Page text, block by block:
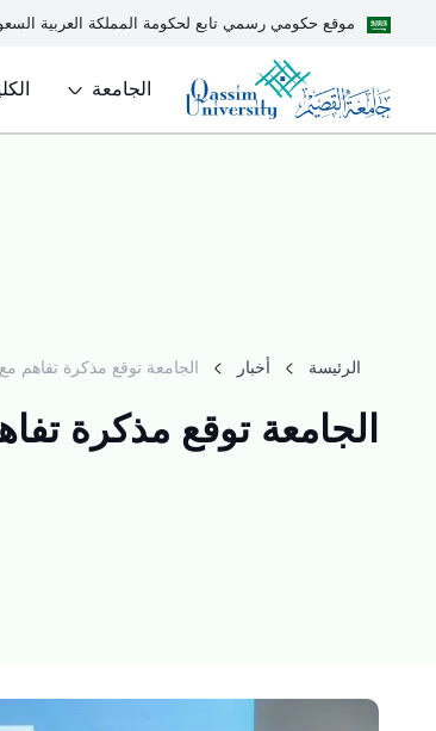
موقع حكومي رسمي تابع لحكومة المملكة العربية
الجامعة
الرئيسة أخبار الجامعة توقع مذكرة تفاهم
الجامعة توقع مذكرة